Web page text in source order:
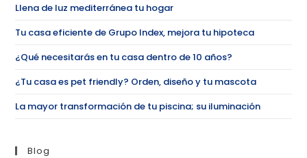
Llena de luz mediterránea tu hogar
Tu casa eficiente de Grupo Index, mejora tu hipoteca
¿Qué necesitarás en tu casa dentro de 10 años?
¿Tu casa es pet friendly? Orden, diseño y tu mascota
La mayor transformación de tu piscina; su iluminación
Blog